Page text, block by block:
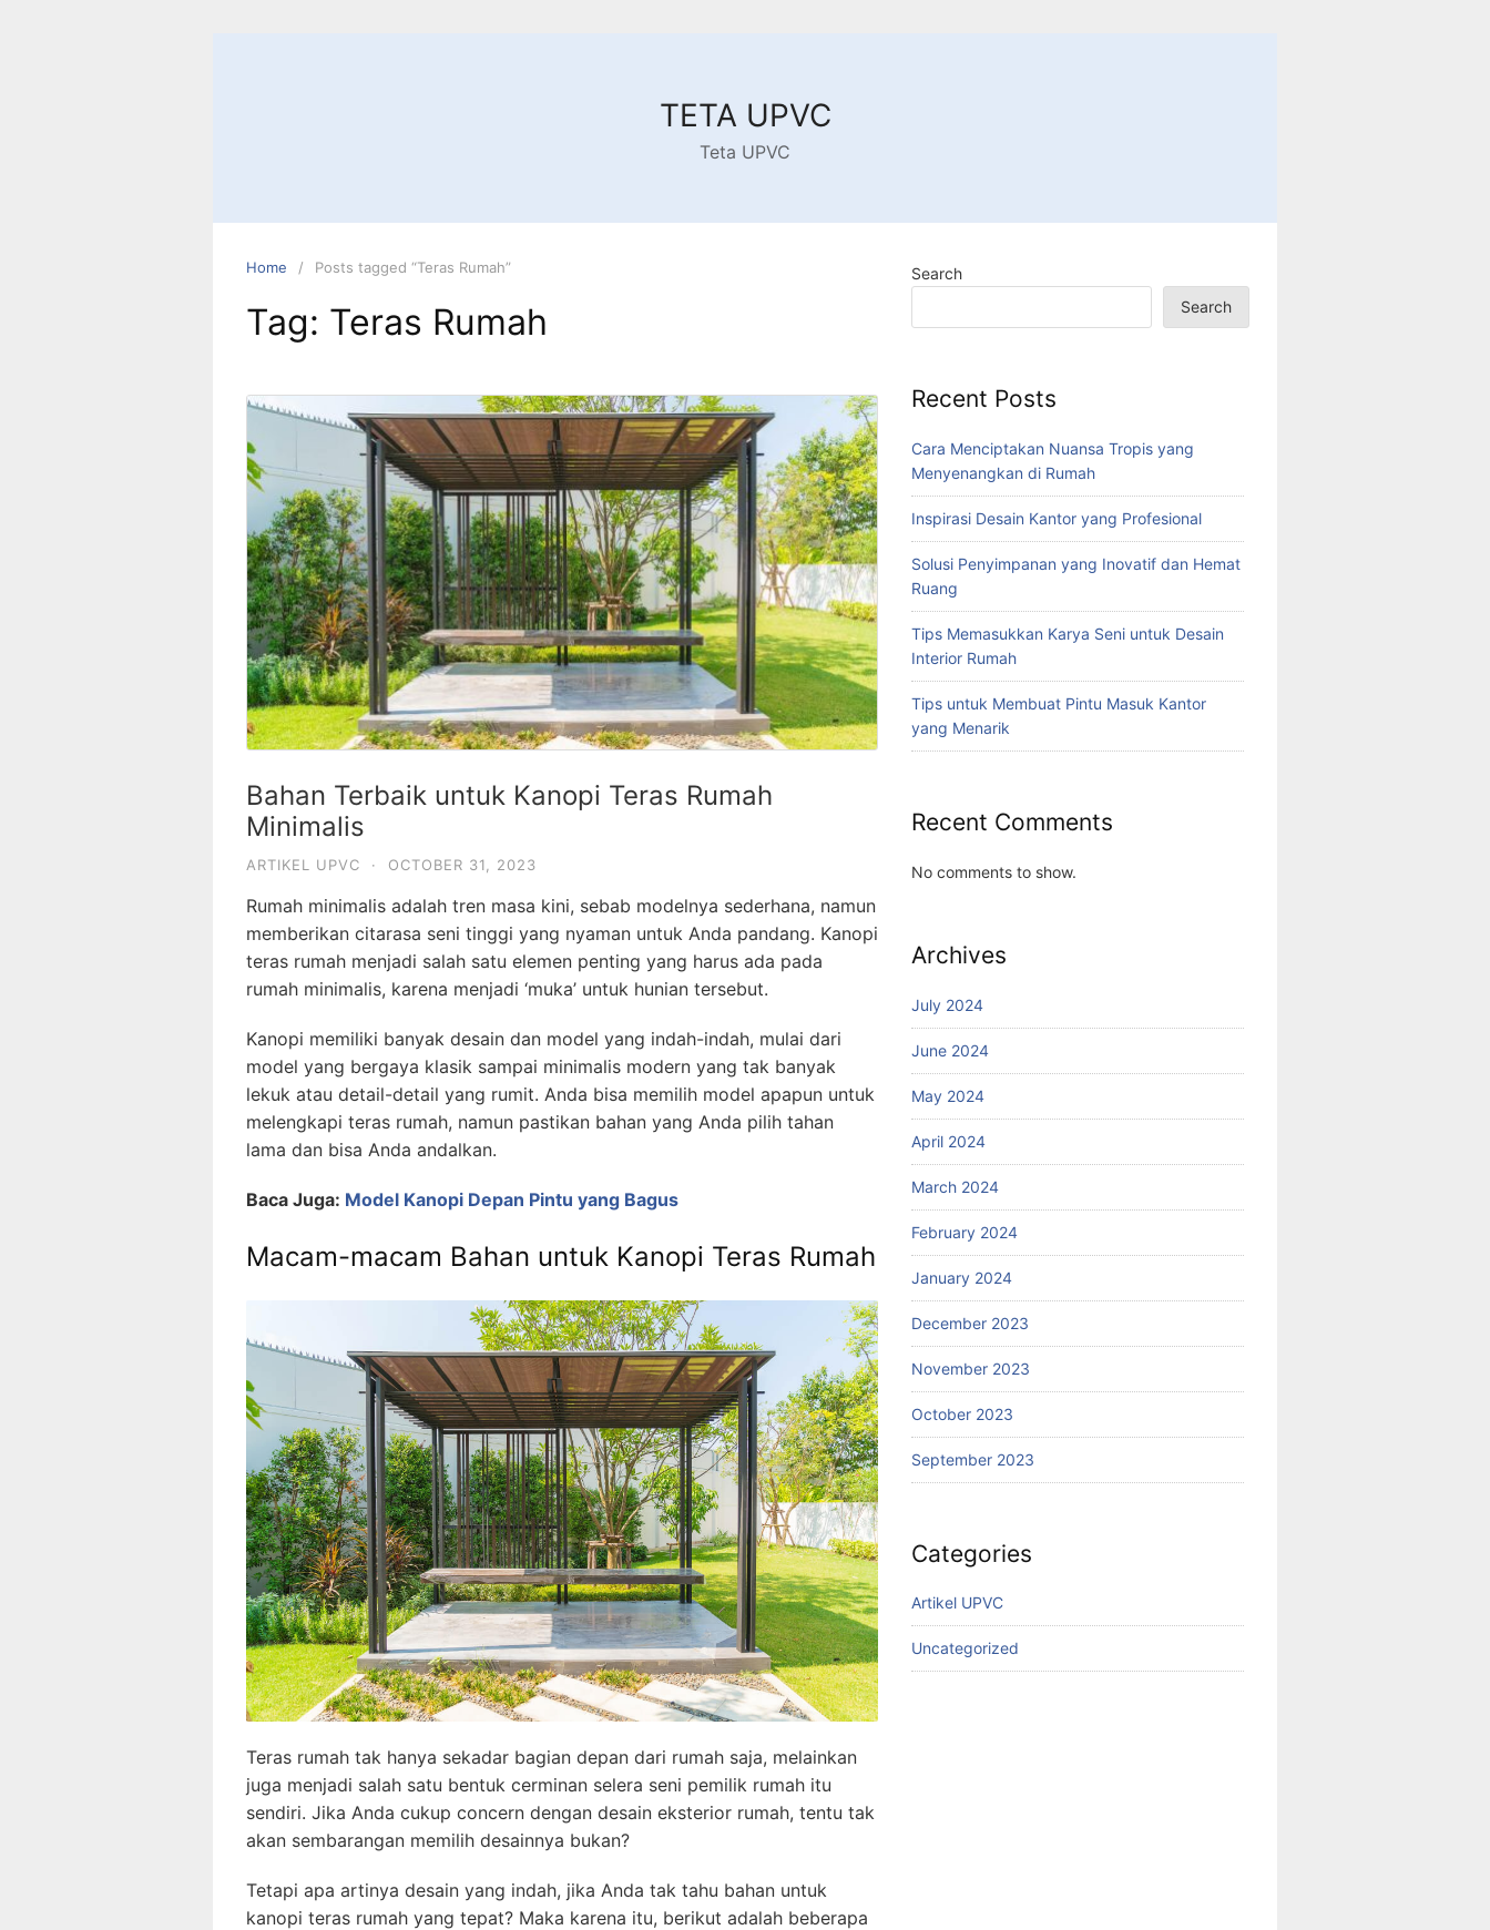
TETA UPVC
Teta UPVC
Home Posts tagged “Teras Rumah”
Tag: Teras Rumah
Bahan Terbaik untuk Kanopi Teras Rumah
Minimalis
ARTIKEL UPVC · OCTOBER 31, 2023
Rumah minimalis adalah tren masa kini, sebab modelnya sederhana, namun
memberikan citarasa seni tinggi yang nyaman untuk Anda pandang. Kanopi
teras rumah menjadi salah satu elemen penting yang harus ada pada
rumah minimalis, karena menjadi ‘muka’ untuk hunian tersebut.
Kanopi memiliki banyak desain dan model yang indah-indah, mulai dari
model yang bergaya klasik sampai minimalis modern yang tak banyak
lekuk atau detail-detail yang rumit. Anda bisa memilih model apapun untuk
melengkapi teras rumah, namun pastikan bahan yang Anda pilih tahan
lama dan bisa Anda andalkan.
Baca Juga: Model Kanopi Depan Pintu yang Bagus
Macam-macam Bahan untuk Kanopi Teras Rumah
Teras rumah tak hanya sekadar bagian depan dari rumah saja, melainkan
juga menjadi salah satu bentuk cerminan selera seni pemilik rumah itu
sendiri. Jika Anda cukup concern dengan desain eksterior rumah, tentu tak
akan sembarangan memilih desainnya bukan?
Tetapi apa artinya desain yang indah, jika Anda tak tahu bahan untuk
kanopi teras rumah yang tepat? Maka karena itu, berikut adalah beberapa
Search
Search
Recent Posts
Cara Menciptakan Nuansa Tropis yang
Menyenangkan di Rumah
Inspirasi Desain Kantor yang Profesional
Solusi Penyimpanan yang Inovatif dan Hemat
Ruang
Tips Memasukkan Karya Seni untuk Desain
Interior Rumah
Tips untuk Membuat Pintu Masuk Kantor
yang Menarik
Recent Comments
No comments to show.
Archives
July 2024
June 2024
May 2024
April 2024
March 2024
February 2024
January 2024
December 2023
November 2023
October 2023
September 2023
Categories
Artikel UPVC
Uncategorized